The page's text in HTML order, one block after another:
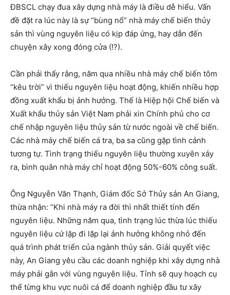
ĐBSCL chạy đua xây dựng nhà máy là điều dễ hiểu. Vấn
đề đặt ra lúc này là sự “bùng nổ” nhà máy chế biến thủy
sản thì vùng nguyên liệu có kịp đáp ứng, hay dẫn đến
chuyện xây xong đóng cửa (!?).
Cần phải thấy rằng, năm qua nhiều nhà máy chế biến tôm
“kêu trời” vì thiếu nguyên liệu hoạt động, khiến nhiều hợp
đồng xuất khẩu bị ảnh hưởng. Thế là Hiệp hội Chế biến và
Xuất khẩu thủy sản Việt Nam phải xin Chính phủ cho cơ
chế nhập nguyên liệu thủy sản từ nước ngoài về chế biến.
Các nhà máy chế biến cá tra, ba sa cũng gặp tình cảnh
tương tự. Tình trạng thiếu nguyên liệu thường xuyên xảy
ra, bình quân nhà máy chỉ hoạt động 50%-60% công suất.
Ông Nguyễn Văn Thạnh, Giám đốc Sở Thủy sản An Giang,
thừa nhận: “Khi nhà máy ra đời thì nhất thiết tính đến
nguyên liệu. Những năm qua, tình trạng lúc thừa lúc thiếu
nguyên liệu cứ lặp đi lặp lại ảnh hưởng không nhỏ đến
quá trình phát triển của ngành thủy sản. Giải quyết việc
này, An Giang yêu cầu các doanh nghiệp khi xây dựng nhà
máy phải gắn với vùng nguyên liệu. Tỉnh sẽ quy hoạch cụ
thể từng khu vực nuôi cá để doanh nghiệp đầu tư xây